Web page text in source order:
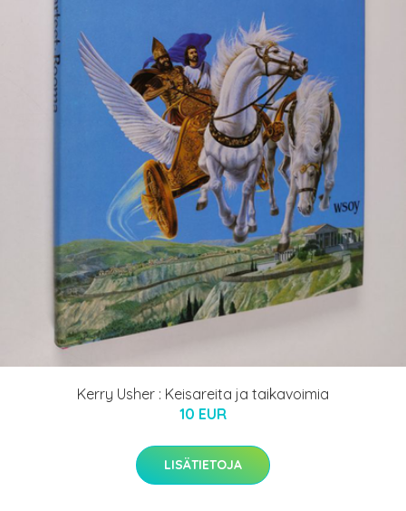
Kerry Usher : Keisareita ja taikavoimia
10 EUR
LISÄTIETOJA